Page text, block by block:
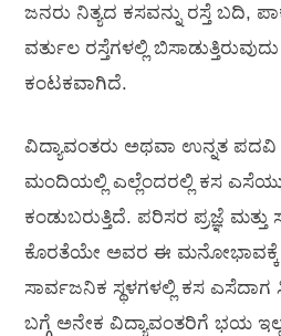
ಜನರು ನಿತ್ಯದ ಕಸವನ್ನು ರಸ್ತೆ ಬದಿ,
ವರ್ತುಲ ರಸ್ತೆಗಳಲ್ಲಿ
ಕಂಟಕವಾಗಿದೆ.
ವಿದ್ಯಾವಂತರು ಅಥವಾ ಉನ್ನತ
ಮಂದಿಯಲ್ಲಿ ಎಲ್ಲೆಂದರಲ್ಲಿ ಕಸ
ಕಂಡುಬರುತ್ತಿದೆ. ಪರಿಸರ ಪ್ರಜ್ಞೆ
ಕೊರತೆಯೇ ಅವರ ಈ
ಸಾರ್ವಜನಿಕ ಸ್ಥಳಗಳಲ್ಲಿ ಕಸ
ಬಗ್ಗೆ ಅನೇಕ ವಿದ್ಯಾವಂತರಿಗೆ ಭಯ